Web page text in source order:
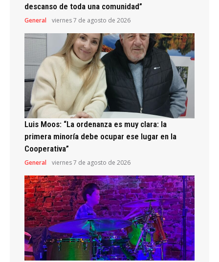
descanso de toda una comunidad”
General viernes 7 de agosto de 2026
Luis Moos: “La ordenanza es muy clara: la
primera minoría debe ocupar ese lugar en la
Cooperativa”
General viernes 7 de agosto de 2026